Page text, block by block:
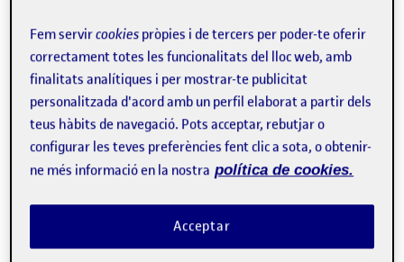
Publicat per
Publicat per
Alicia Chapinal Trujillo
14 gener, 2025 9:40 pm
comentari el Última aportació. Qüestionari i
Valoració de les autoinstruccions: Objectius: Comprovar l’eficàcia
de l’eina (autoinstruccions). On podrem veure si s’han assolit
aquests objectius O.E. 1- Facilitar als alumnes la resolució de
O.E. 2 – Millorar la motivació intrínseca dels alumnes en la
percepció de les seves capacitats d’organització. O.E. 3 –
Promoure la participació activa dels estudiants, dotant
Fem servircookies pròpies i de tercers per poder-te oferir
correctament totes les funcionalitats del lloc web, amb
finalitats analítiques i per mostrar-te publicitat
personalitzada d'acord amb un perfil elaborat a partir dels
teus hàbits de navegació. Pots acceptar, rebutjar o
configurar les teves preferències fent clic a sota, o obtenir-
ne més informació en la nostra política de cookies.
Acceptar